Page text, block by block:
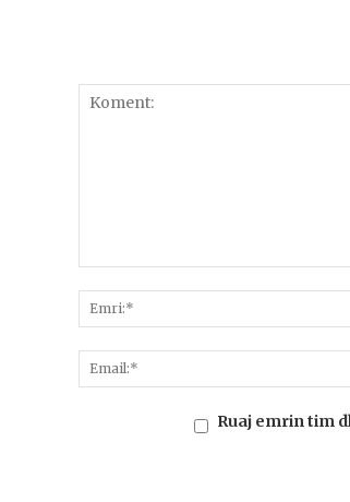
Ruaj emrin tim